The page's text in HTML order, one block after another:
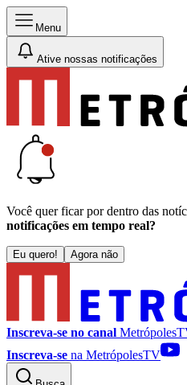
Menu
Ative nossas notificações
Você quer ficar por dentro das
notificações em tempo real?
Eu quero! Agora não
Inscreva-se no canal
Inscreva-se na MetrópolesTV